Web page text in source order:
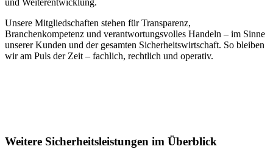
Unsere Mitgliedschaften stehen für Transparenz,
Branchenkompetenz und verantwortungsvolles Handeln – im Sinne
unserer Kunden und der gesamten Sicherheitswirtschaft. So bleiben
wir am Puls der Zeit – fachlich, rechtlich und operativ.
Weitere Sicherheitsleistungen im Überblick